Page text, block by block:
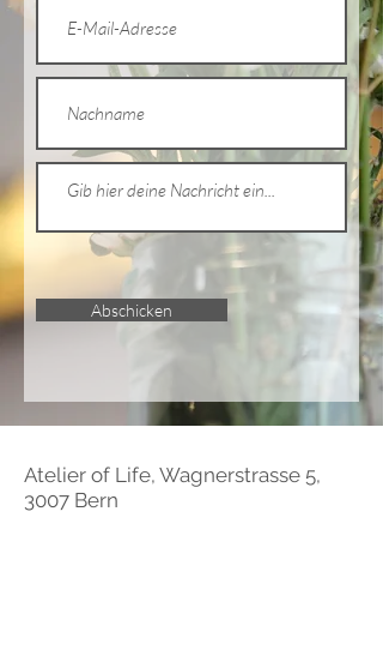
Abschicken
Atelier of Life, Wagnerstrasse 5,
3007 Bern